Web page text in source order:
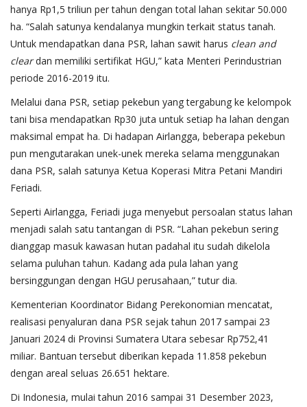
hanya Rp1,5 triliun per tahun dengan total lahan sekitar 50.000
ha. “Salah satunya kendalanya mungkin terkait status tanah.
Untuk mendapatkan dana PSR, lahan sawit harus clean and
cleardan memiliki sertifikat HGU,” kata Menteri Perindustrian
periode 2016-2019 itu.
Melalui dana PSR, setiap pekebun yang tergabung ke kelompok
tani bisa mendapatkan Rp30 juta untuk setiap ha lahan dengan
maksimal empat ha. Di hadapan Airlangga, beberapa pekebun
pun mengutarakan unek-unek mereka selama menggunakan
dana PSR, salah satunya Ketua Koperasi Mitra Petani Mandiri
Feriadi.
Seperti Airlangga, Feriadi juga menyebut persoalan status lahan
menjadi salah satu tantangan di PSR. “Lahan pekebun sering
dianggap masuk kawasan hutan padahal itu sudah dikelola
selama puluhan tahun. Kadang ada pula lahan yang
bersinggungan dengan HGU perusahaan,” tutur dia.
Kementerian Koordinator Bidang Perekonomian mencatat,
realisasi penyaluran dana PSR sejak tahun 2017 sampai 23
Januari 2024 di Provinsi Sumatera Utara sebesar Rp752,41
miliar. Bantuan tersebut diberikan kepada 11.858 pekebun
dengan areal seluas 26.651 hektare.
Di Indonesia, mulai tahun 2016 sampai 31 Desember 2023,